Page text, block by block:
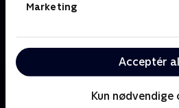
Marketing
Acceptér
Kun nødvendige
Fransk børneserie om
af deres mange forskelle er de